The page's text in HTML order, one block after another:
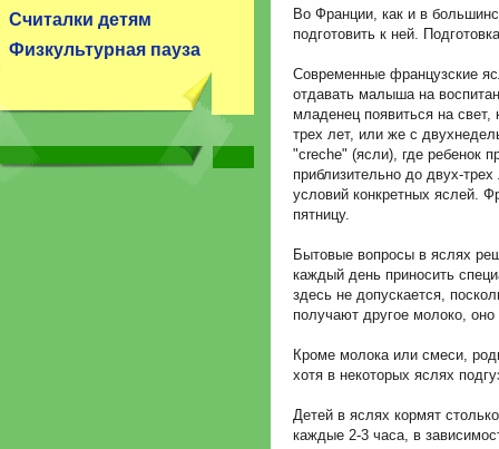
Считалки детям
Физкультурная пауза
Во Франции, как и в
подготовить к ней.
Современные французские
отдавать малыша на
младенец появиться на
трех лет, или же с
"creche" (ясли), где ребенок
приблизительно до двух-
условий конкретных яслей.
пятницу.
Бытовые вопросы в яслях
каждый день приносить
здесь не допускается,
получают другое молоко,
Кроме молока или смеси,
хотя в некоторых яслях
Детей в яслях кормят
каждые 2-3 часа, в